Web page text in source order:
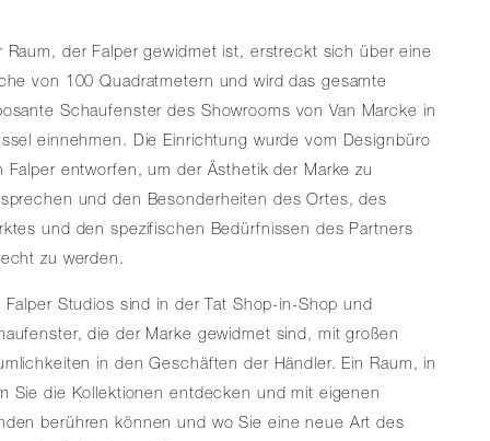
Raum, der Falper gewidmet ist, erstreckt sich über eine
von 100 Quadratmetern und wird das gesamte
Schaufenster des Showrooms von Van Marcke in
einnehmen. Die Einrichtung wurde vom Designbüro
Falper entworfen, um der Ästhetik der Marke zu
und den Besonderheiten des Ortes, des
und den spezifischen Bedürfnissen des Partners
zu werden.
Falper Studios sind in der Tat Shop-in-Shop und
die der Marke gewidmet sind, mit großen
in den Geschäften der Händler. Ein Raum, in
Sie die Kollektionen entdecken und mit eigenen
berühren können und wo Sie eine neue Art des